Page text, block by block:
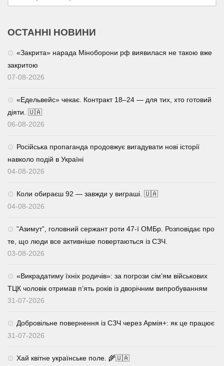
ОСТАННІ НОВИНИ
«Закрита» нарада Міноборони рф виявилася не такою вже
закритою
07-08-2026
«Едельвейс» чекає. Контракт 18–24 — для тих, хто готовий
діяти. 🇺🇦
06-08-2026
Російська пропаганда продовжує вигадувати нові історії
навколо подій в Україні
04-08-2026
Коли обираєш 92 — завжди у виграші. 🇺🇦
04-08-2026
⁨”Азимут”, головний сержант роти 47-ї ОМБр. Розповідає про
те, що люди все активніше повертаються із СЗЧ.
03-08-2026
«Викрадатиму їхніх родичів»: за погрози сім’ям військових
ТЦК чоловік отримав п’ять років із дворічним випробуванням
31-07-2026
Добровільне повернення із СЗЧ через Армія+: як це працює
31-07-2026
Хай квітне українське поле. 🌾🇺🇦